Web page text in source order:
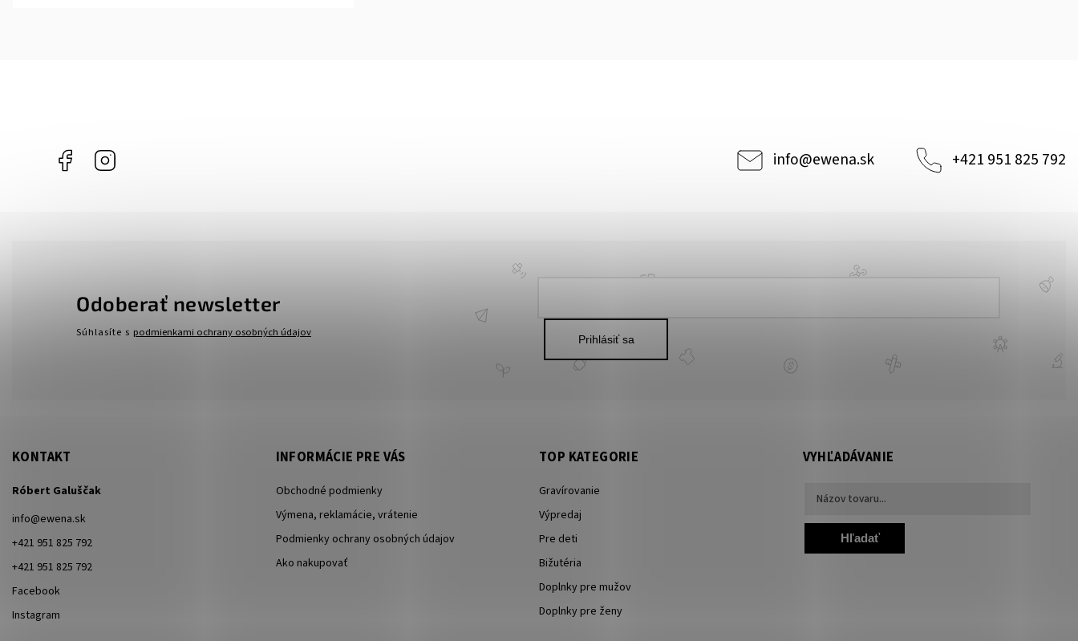
Facebook info@ewena.sk +421 951 825 792
Odoberať newsletter
Súhlasíte s podmienkami ochrany osobných údajov
Prihlásiť sa
KONTAKT
Róbert Galuščak
info@ewena.sk
+421 951 825 792
+421 951 825 792
Facebook
Instagram
INFORMÁCIE PRE VÁS
Obchodné podmienky
Výmena, reklamácie, vrátenie
Podmienky ochrany osobných údajov
Ako nakupovať
TOP KATEGORIE
Gravírovanie
Výpredaj
Pre deti
Bižutéria
Doplnky pre mužov
Doplnky pre ženy
VYHĽADÁVANIE
Hľadať